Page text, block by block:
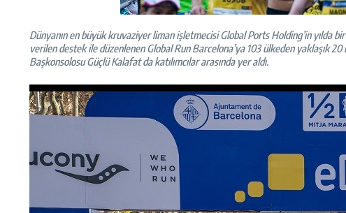
Dünyanın en büyük kruvaziyer liman işletmecisi Global Ports Holding’in yılda
verilen destek ile düzenlenen Global Run Barcelona’ya 103 ülkeden yaklaşık
Başkonsolosu Güçlü Kalafat da katılımcılar arasında yer aldı.